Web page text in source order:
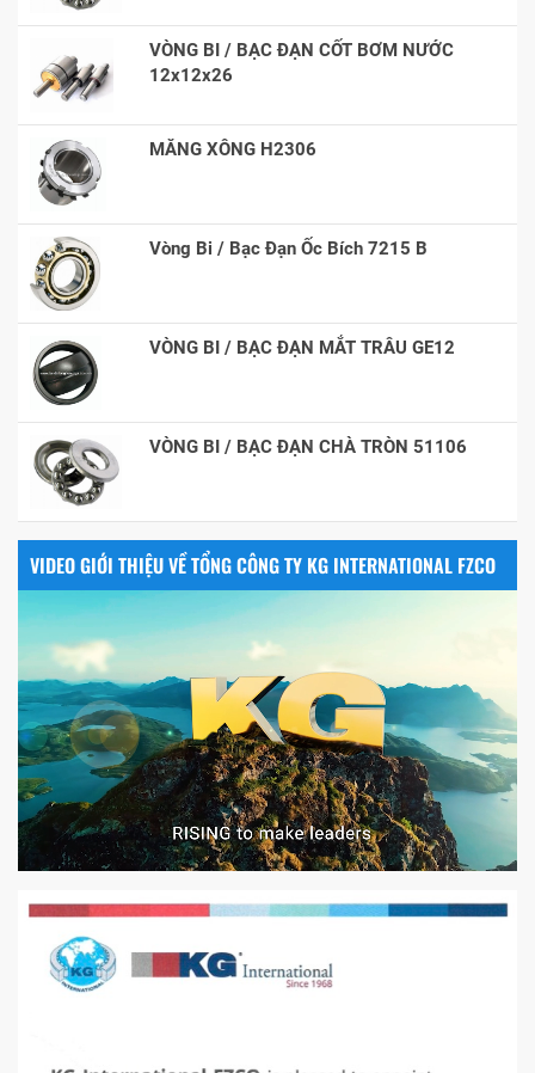
VÒNG BI / BẠC ĐẠN CỐT BƠM NƯỚC
12x12x26
MĂNG XÔNG H2306
Vòng Bi / Bạc Đạn Ốc Bích 7215 B
VÒNG BI / BẠC ĐẠN MẮT TRÂU GE12
VÒNG BI / BẠC ĐẠN CHÀ TRÒN 51106
VIDEO GIỚI THIỆU VỀ TỔNG CÔNG TY KG INTERNATIONAL FZCO